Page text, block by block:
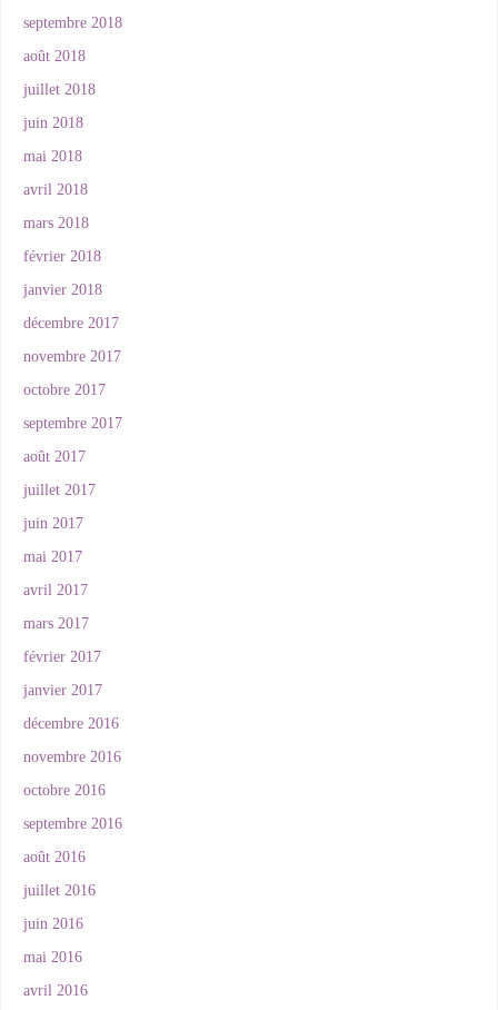
septembre 2018
août 2018
juillet 2018
juin 2018
mai 2018
avril 2018
mars 2018
février 2018
janvier 2018
décembre 2017
novembre 2017
octobre 2017
septembre 2017
août 2017
juillet 2017
juin 2017
mai 2017
avril 2017
mars 2017
février 2017
janvier 2017
décembre 2016
novembre 2016
octobre 2016
septembre 2016
août 2016
juillet 2016
juin 2016
mai 2016
avril 2016